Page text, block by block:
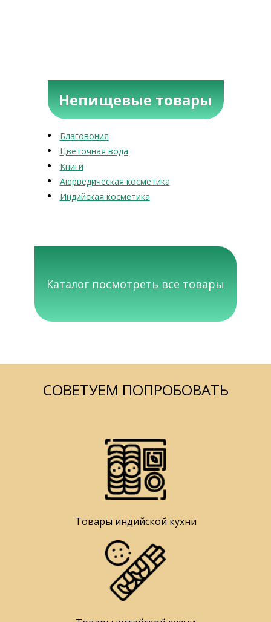
Непищевые товары
Благовония
Цветочная вода
Книги
Аюрведическая косметика
Индийская косметика
Каталог посмотреть все товары
СОВЕТУЕМ ПОПРОБОВАТЬ
Товары индийской кухни